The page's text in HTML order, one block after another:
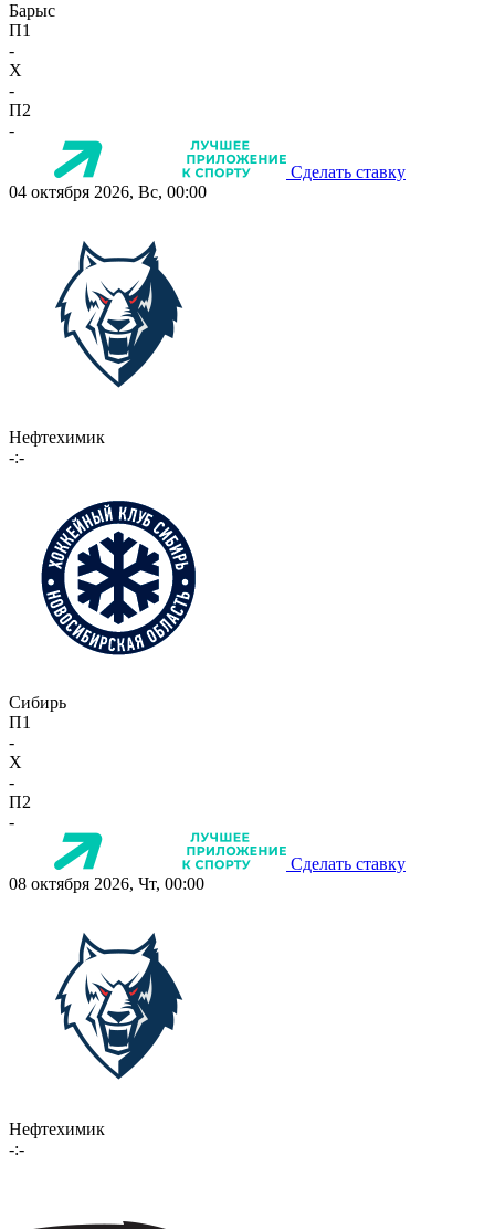
Барыс
П1
-
X
-
П2
-
Сделать ставку
04 октября 2026, Вс, 00:00
Нефтехимик
-:-
Сибирь
П1
-
X
-
П2
-
Сделать ставку
08 октября 2026, Чт, 00:00
Нефтехимик
-:-